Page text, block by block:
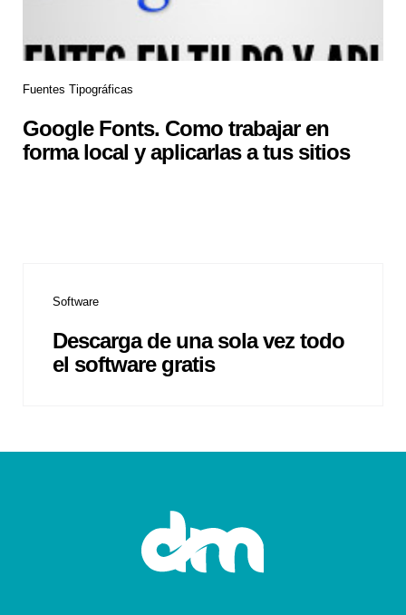
Fuentes Tipográficas
Google Fonts. Como trabajar en
forma local y aplicarlas a tus sitios
Software
Descarga de una sola vez todo
el software gratis